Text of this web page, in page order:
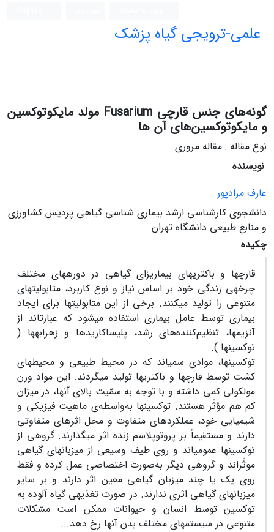
علمی-ترویجی گیاه پزشک
گونه‌های جنس قارچی Fusarium مولد مایکوتوکسین
و مایکوتوکسین‌های آن ها
نوع مقاله : مقاله مروری
نویسنده
عارف مرادپور
دانشجوی کارشناسی ارشد بیماری شناسی گیاهی پردیس کشاورزی
و منابع طبیعی دانشگاه تهران
چکیده
قارچ­ها و باکتری­های بیماری­زای گیاهی در دوره­های مختلف
چرخه‏ی زندگی خود بر اساس نیاز و نوع کاربرد، متابولیت­های
متنوعی را تولید می­کنند. برخی از این متابولیت­ها برای ایجاد
بیماری توسط عامل بیماری استفاده می­شود که عبارت‏اند از
آنزیم­ها، تنظیم‌کننده‌های رشد، پلی­ساکاریدها و زهرابه­ها (
توکسین­ها ).
توکسین­ها، موادی سمی­اند که در محیط طبیعی و محیط­های
کشت توسط قارچ­ها و باکتری­ها تولید می­گردند. این مواد وزن
مولکولی کمی داشته و با توجه به سمّیت بالای آن­ها، در میزان
کم هم مؤثّر هستند. توکسین­ها به‌واسطه‌ی ماهیت فیزیکی و
شیمیایی خود، عملکرد­های متفاوت و محل اثر­های متفاوتی
دارند و مستقیماً بر پروتوپلاسم زنده اثر می­گذارند. گروهی از
توکسین­ها عمومی­اند و روی طیف وسیعی از میزبان­های گیاهی
موثّراند و گروهی دیگر به‌صورت اختصاصی عمل کرده و فقط
روی یک یا چند میزبان گیاهی معین اثر دارند و بر سایر
میزبان­های گیاهی اثری ندارند. در صورت تغذیه‏ی گیاه آلوده به
توکسین توسط انسان و حیوانات ممکن است مشکلات
متنوعی در سیستم­های مختلف بدن آن­ها رخ دهد...